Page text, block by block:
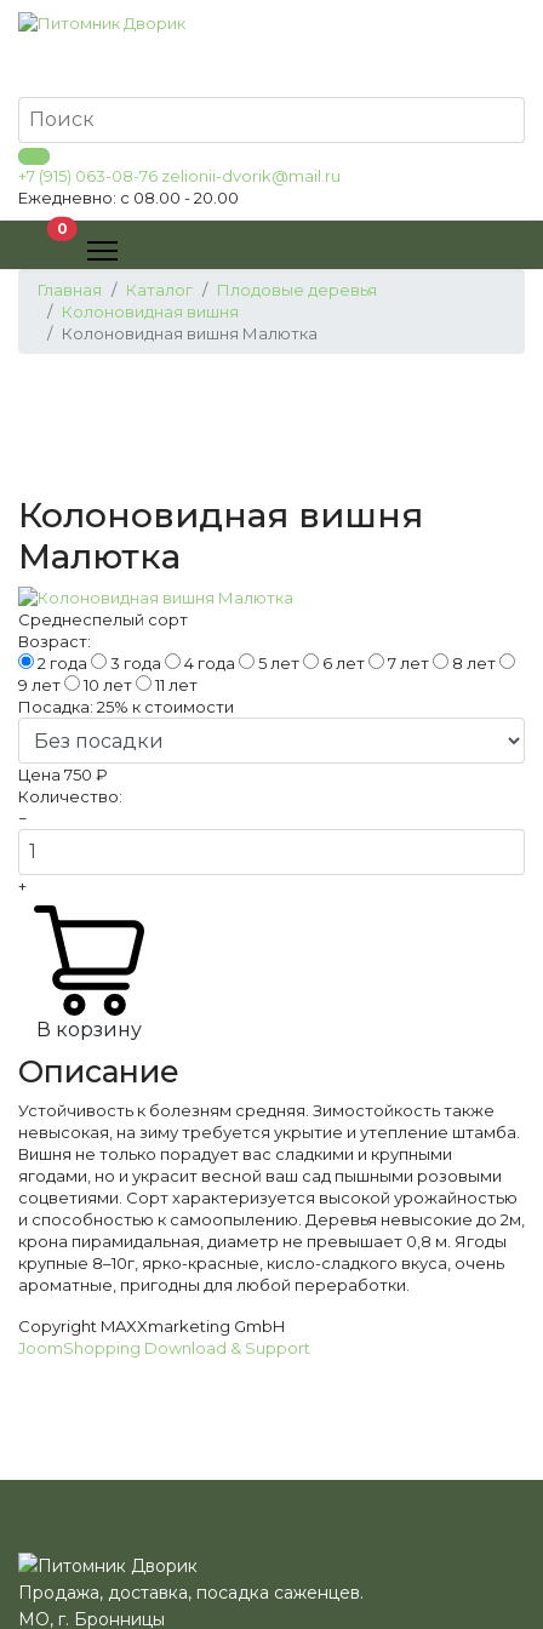
+7 (915) 063-08-76 zelionii-dvorik@mail.ru
Ежедневно: с 08.00 - 20.00
0В корзину
Главная Каталог
Плодовые деревья
Колоновидная вишня
Колоновидная вишня Малютка
Колоновидная вишня
Малютка
Среднеспелый сорт
Возраст:
2 года
3 года 4 года 5 лет 6 лет 7 лет
8 лет
9 лет
10 лет
11 лет
Посадка: 25% к стоимости
Цена 750 ₽
Количество:
−
+
В корзину
Описание
Устойчивость к болезням средняя. Зимостойкость также
невысокая, на зиму требуется укрытие и утепление штамба.
Вишня не только порадует вас сладкими и крупными
ягодами, но и украсит весной ваш сад пышными розовыми
соцветиями. Сорт характеризуется высокой урожайностью
и способностью к самоопылению. Деревья невысокие до 2м,
крона пирамидальная, диаметр не превышает 0,8 м. Ягоды
крупные 8–10г, ярко-красные, кисло-сладкого вкуса, очень
ароматные, пригодны для любой переработки.
Copyright MAXXmarketing GmbH
JoomShopping Download & Support
Продажа, доставка, посадка саженцев.
МО, г. Бронницы